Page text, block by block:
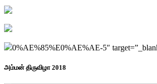
0%AE%85%E0%AE%AE-5″
அம்மன் திருவிழா 2018